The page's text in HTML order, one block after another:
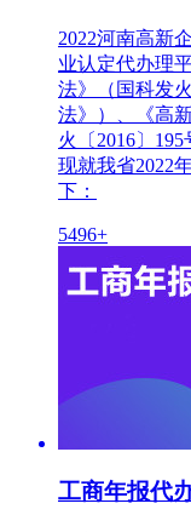
2022河南高新
业认定代办理
法》（国科发
法》）、《高
火〔2016〕
现就我省2022
下：
5496+
工商年报代